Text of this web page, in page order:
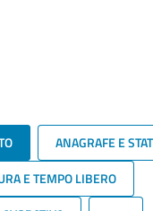
ANAGRAFE E
E TEMPO LIBERO